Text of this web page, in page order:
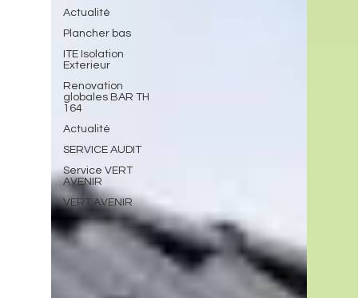
Actualité
Plancher bas
ITE Isolation
Exterieur
Renovation
globales BAR TH
164
Actualité
SERVICE AUDIT
Service VERT
AVENIR
VERT AVENIR